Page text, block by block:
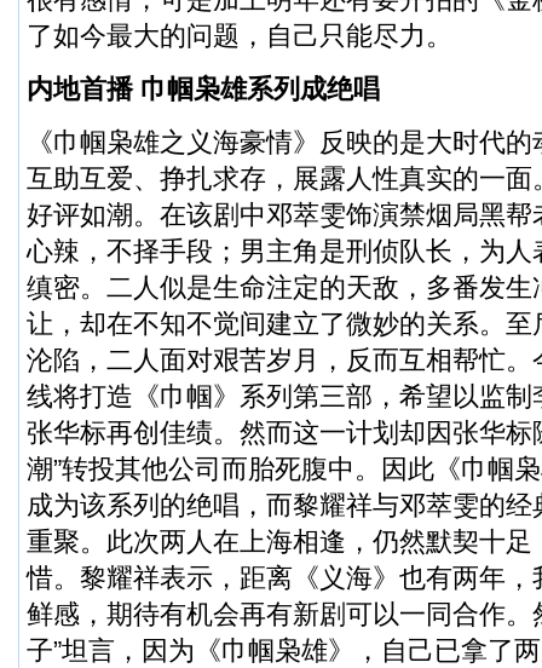
了如今最大的问题，自己只能尽力。
内地首播 巾帼枭雄系列成绝唱
《巾帼枭雄之义海豪情》反映的是大时代
互助互爱、挣扎求存，展露人性真实的一
好评如潮。在该剧中邓萃雯饰演禁烟局黑
心辣，不择手段；男主角是刑侦队长，为
缜密。二人似是生命注定的天敌，多番发
让，却在不知不觉间建立了微妙的关系。
沦陷，二人面对艰苦岁月，反而互相帮忙
线将打造《巾帼》系列第三部，希望以监
张华标再创佳绩。然而这一计划却因张华标
潮”转投其他公司而胎死腹中。因此《巾帼
成为该系列的绝唱，而黎耀祥与邓萃雯的
重聚。此次两人在上海相逢，仍然默契十
惜。黎耀祥表示，距离《义海》也有两年
鲜感，期待有机会再有新剧可以一同合作。
子”坦言，因为《巾帼枭雄》，自己已拿了